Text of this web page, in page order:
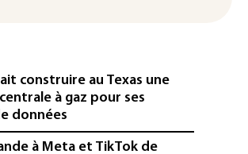
construire au Texas une
à gaz pour ses
données
à Meta et TikTok de